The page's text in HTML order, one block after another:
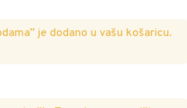
je dodano u vašu košaricu.